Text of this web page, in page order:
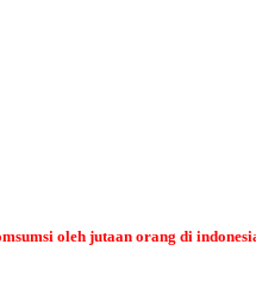
oleh jutaan orang di